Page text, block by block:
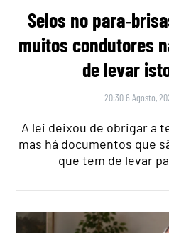
Selos no
muitos condutores
de levar
20:30 6 Agosto,
A lei deixou de obrigar a
mas há documentos que
que tem de levar